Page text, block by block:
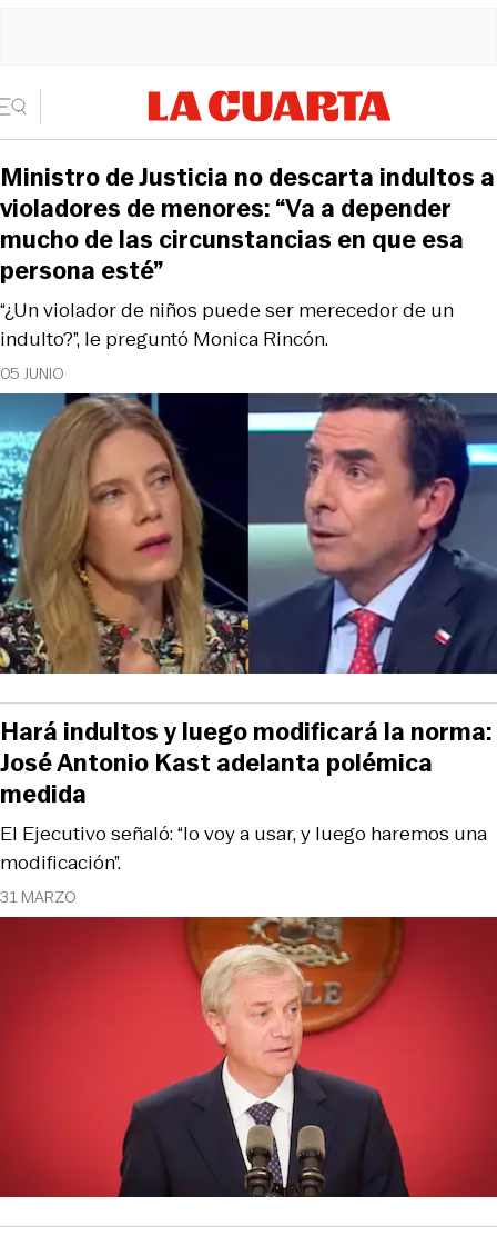
05 JUNIO
“¿Un violador de niños puede ser merecedor de un
indulto?”, le preguntó Monica Rincón.
Ministro de Justicia no descarta indultos a
violadores de menores: “Va a depender
mucho de las circunstancias en que esa
persona esté”
31 MARZO
El Ejecutivo señaló: “lo voy a usar, y luego haremos una
modificación”.
Hará indultos y luego modificará la norma:
José Antonio Kast adelanta polémica
medida